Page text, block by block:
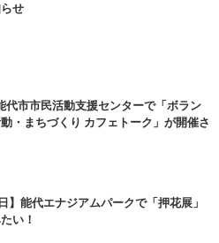
せ
代市市民活動支援センターで「ボラン
・まちづくり カフェトーク」が開催さ
】能代エナジアムパークで「押花展」
い！